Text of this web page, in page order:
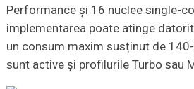
Performance și 16 nuclee single-
implementarea poate atinge
un consum maxim susținut de
sunt active și profilurile Turbo sau